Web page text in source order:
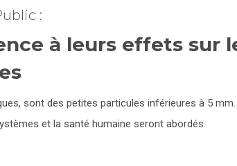
:
à leurs effets sur
sont des petites particules inférieures à 5 mm.
et la santé humaine seront abordés.